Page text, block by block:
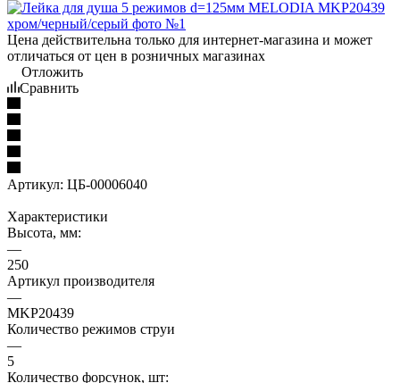
Цена действительна только для интернет-магазина и может
отличаться от цен в розничных магазинах
Отложить
Сравнить
Артикул: ЦБ-00006040
Характеристики
Высота, мм:
—
250
Артикул производителя
—
MKP20439
Количество режимов струи
—
5
Количество форсунок, шт: